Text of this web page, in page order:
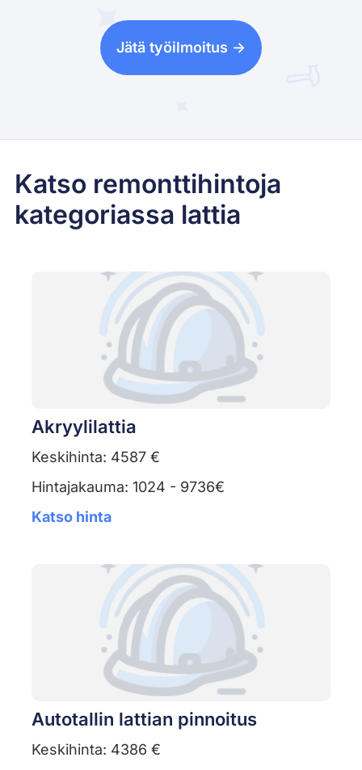
Jätä työilmoitus ->
Katso remonttihintoja
kategoriassa lattia
Akryylilattia
Keskihinta: 4587 €
Hintajakauma: 1024 - 9736€
Katso hinta
Autotallin lattian pinnoitus
Keskihinta: 4386 €